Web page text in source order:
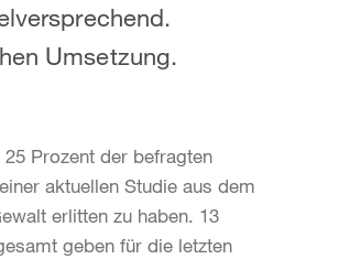
Umsetzung.
Prozent der befragten
aktuellen Studie aus dem
erlitten zu haben. 13
geben für die letzten